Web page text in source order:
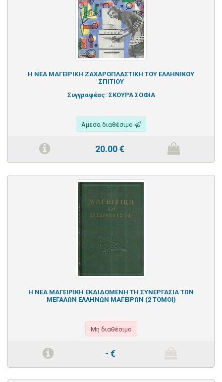
Η ΝΕΑ ΜΑΓΕΙΡΙΚΗ ΖΑΧΑΡΟΠΛΑΣΤΙΚΗ ΤΟΥ ΕΛΛΗΝΙΚΟΥ
ΣΠΙΤΙΟΥ
Συγγραφέας: ΣΚΟΥΡΑ ΣΟΦΙΑ
Άμεσα διαθέσιμο
20.00€
Η ΝΕΑ ΜΑΓΕΙΡΙΚΗ ΕΚΔΙΔΟΜΕΝΗ ΤΗ ΣΥΝΕΡΓΑΣΙΑ ΤΩΝ
ΜΕΓΑΛΩΝ ΕΛΛΗΝΩΝ ΜΑΓΕΙΡΩΝ (2 ΤΟΜΟΙ)
Μη διαθέσιμο
- €